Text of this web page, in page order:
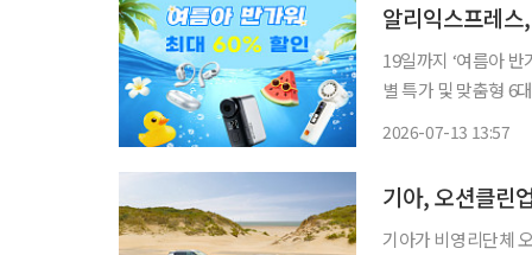
알리익스프레
19일까지 ‘여름아
별 특가 및 맞춤형 6대 테마 구성 알리익스프레스가 본격
2026-07-13 13:57
기아, 오션클린
기아가 비영리단체